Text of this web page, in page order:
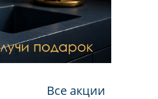
Все акции